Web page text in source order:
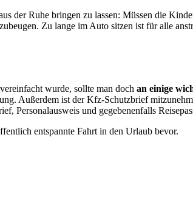
der Ruhe bringen zu lassen: Müssen die
Zu lange im Auto sitzen ist für alle
wurde, sollte man doch an einige
Außerdem ist der Kfz-Schutzbrief
Personalausweis und gegebenenfalls
entspannte Fahrt in den Urlaub bevor.